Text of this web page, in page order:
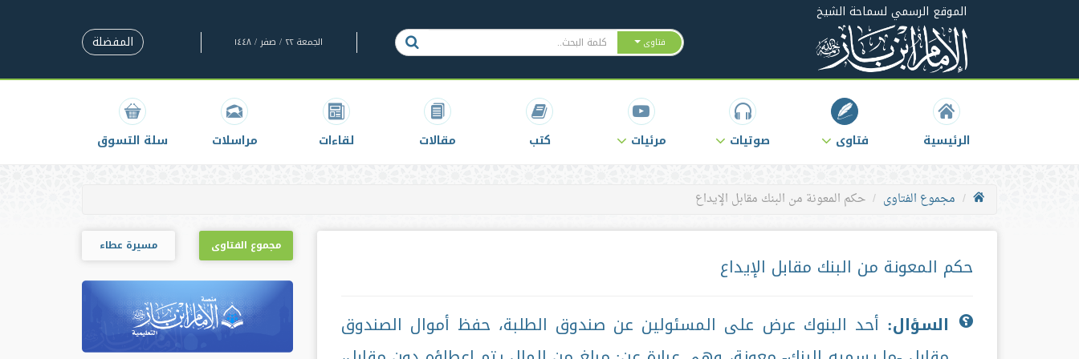
الموقع الرسمي لسماحة الشيخ
فتاوى الجمعة ٢٢ / صفر / ١٤٤٨ المفضلة
الرئيسية فتاوى صوتيات مرئيات كتب مقالات لقاءات مراسلات سلة التسوق
مجموع الفتاوى حكم المعونة من البنك مقابل الإيداع
حكم المعونة من البنك مقابل الإيداع
السؤال: أحد البنوك عرض على المسئولين عن صندوق الطلبة، حفظ أموال الصندوق
مجموع الفتاوى مسيرة عطاء